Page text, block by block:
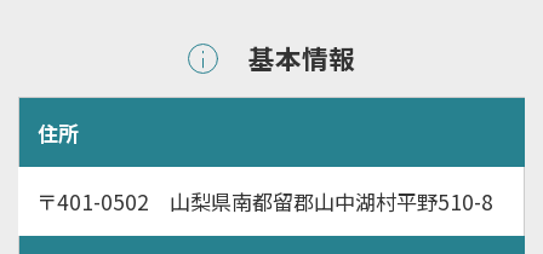
基本情報
住所
〒401-0502 山梨県南都留郡山中湖村平野510-8